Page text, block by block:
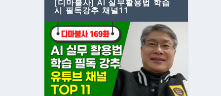
[디마불사] AI 실무활용법 학습
시 필독강추 채널11